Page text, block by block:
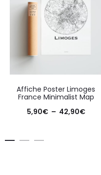
Affiche Poster Limoges
France Minimalist Map
5,90€ – 42,90€Plage